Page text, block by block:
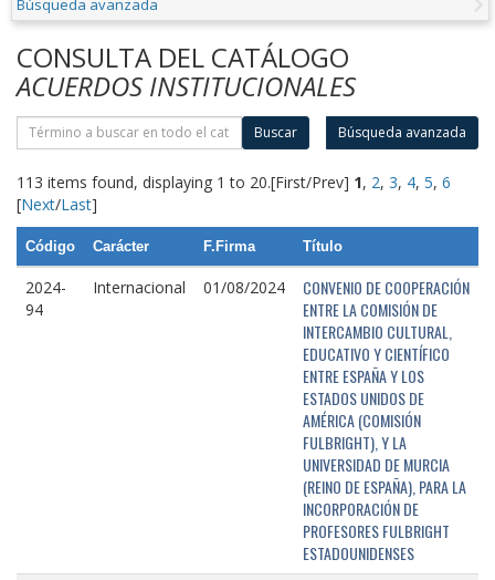
Búsqueda avanzada
CONSULTA DEL CATÁLOGO
ACUERDOS INSTITUCIONALES
Buscar Búsqueda avanzada
113 items found, displaying 1 to 20.[First/Prev] 1, 2, 3, 4, 5, 6
[Next/Last]
Código Carácter F.Firma Título
2024-
94
Internacional 01/08/2024
CONVENIO DE COOPERACIÓN
ENTRE LA COMISIÓN DE
INTERCAMBIO CULTURAL,
EDUCATIVO Y CIENTÍFICO
ENTRE ESPAÑA Y LOS
ESTADOS UNIDOS DE
AMÉRICA (COMISIÓN
FULBRIGHT), Y LA
UNIVERSIDAD DE MURCIA
(REINO DE ESPAÑA), PARA LA
INCORPORACIÓN DE
PROFESORES FULBRIGHT
ESTADOUNIDENSES